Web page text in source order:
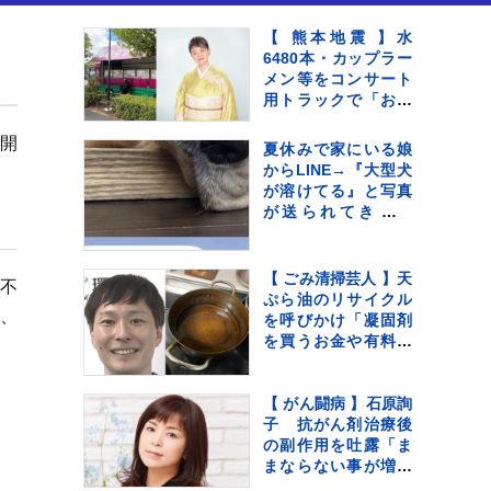
【 熊本地震 】水
6480本・カップラー
メン等をコンサート
用トラックで「お気
付きトラックにため
らいも〝自分のこと
を言ってる場合では
ない〟
夏休みで家にいる娘
からLINE→『大型犬
が溶けてる』と写真
が送られてきてい
ぷたぷで草」「無防
備ｗｗ」
【 ごみ清掃芸人 】天
ぷら油のリサイクル
を呼びかけ「凝固剤
を買うお金や有料袋
にも繋がります
よ！」【マシンガン
ズ滝沢】
【 がん闘病 】石原詢
子 抗がん剤治療後
の副作用を吐露「ま
まならない事が増え